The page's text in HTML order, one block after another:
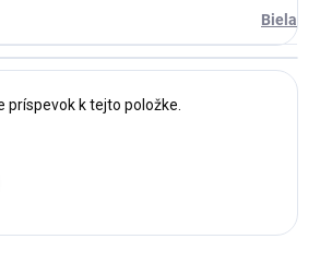
Biela
príspevok k tejto položke.